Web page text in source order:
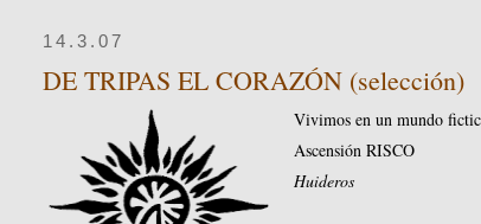
14.3.07
DE TRIPAS EL CORAZÓN (selección)
Vivimos en un mundo
Ascensión RISCO
Huideros